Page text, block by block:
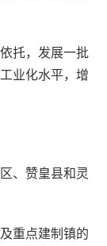
托，发展一批
业化水平，增
、赞皇县和灵
重点建制镇的